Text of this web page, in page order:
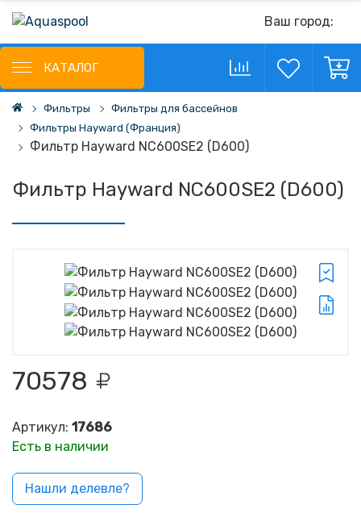
Ваш город:
КАТАЛОГ
Фильтры
Фильтры для бассейнов
Фильтры Hayward (Франция)
Фильтр Hayward NC600SE2 (D600)
Фильтр Hayward NC600SE2 (D600)
70578
Артикул: 17686
Есть в наличии
Нашли делевле?